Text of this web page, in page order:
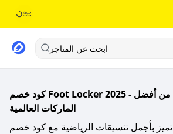
ابحث عن المتاجر
كود خصم Foot Locker 2025 - ملابس رياضية من أفضل
الماركات العالمية
تميز بأجمل تنسيقات الرياضية مع كود خصم Foot Locker